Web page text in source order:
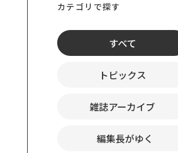
カテゴリで探す
すべて
トピックス
雑誌アーカイブ
編集長がゆく